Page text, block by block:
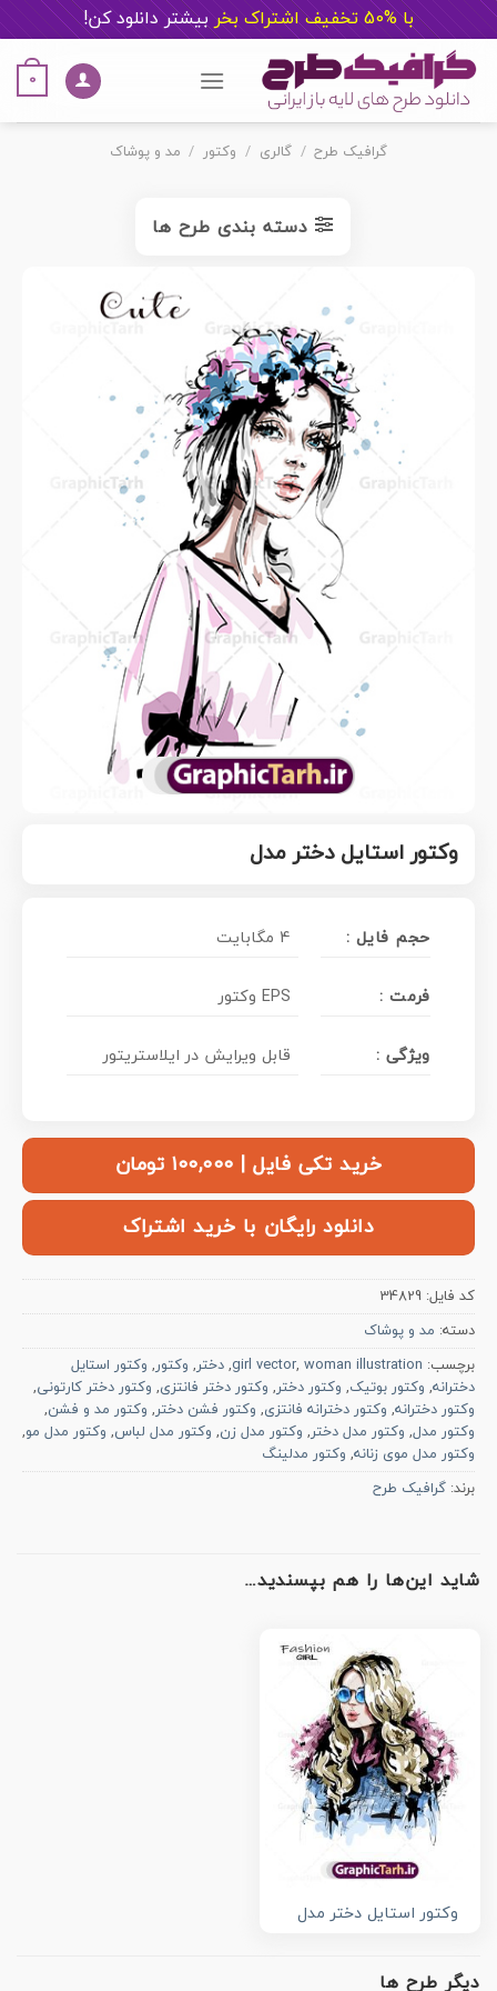
با %50 تخفیف اشتراک بخر بیشتر دانلود کن!
content
0
گرافیک طرح / گالری / وکتور / مد و پوشاک
دسته بندی طرح ها
وکتور استایل دختر مدل
حجم فایل : 4 مگابایت
فرمت : وکتور EPS
ویژگی : قابل ویرایش در ایلاستریتور
خرید تکی فایل | ۱۰۰,۰۰۰ تومان
دانلود رایگان با خرید اشتراک
کد فایل: 34829
دسته: مد و پوشاک
برچسب:
girl vector, woman illustration
, دختر, وکتور, وکتور استایل
دخترانه, وکتور بوتیک, وکتور دختر, وکتور دختر فانتزی, وکتور دختر کارتونی,
وکتور دخترانه, وکتور دخترانه فانتزی, وکتور فشن دختر, وکتور مد و فشن,
وکتور مدل, وکتور مدل دختر, وکتور مدل زن, وکتور مدل لباس, وکتور مدل مو,
وکتور مدل موی زنانه, وکتور مدلینگ
برند: گرافیک طرح
شاید این‌ها را هم بپسندید…
وکتور استایل دختر مدل
دیگر طرح ها